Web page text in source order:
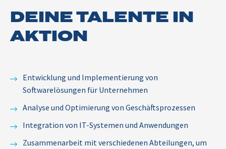
DEINE TALENTE IN
AKTION
Entwicklung und Implementierung von
Softwarelösungen für Unternehmen
Analyse und Optimierung von Geschäftsprozessen
Integration von IT-Systemen und Anwendungen
Zusammenarbeit mit verschiedenen Abteilungen, um